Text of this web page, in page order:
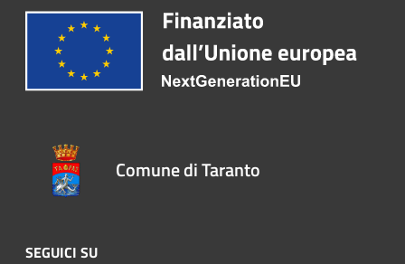
Comune di Taranto
SEGUICI SU